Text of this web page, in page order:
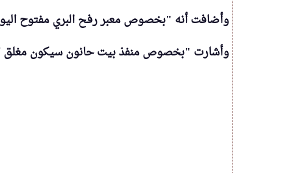
وأضافت أنه "بخصوص معبر رفح البري مفتوح اليوم الثلاثاء 9
وأشارت "بخصوص منفذ بيت حانون سيكون مغلق اليوم الثلاثاء 9